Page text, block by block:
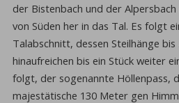
der Bistenbach und der
von Süden her in das Tal. Es folgt
Talabschnitt, dessen Steilhänge
hinaufreichen bis ein Stück weiter
folgt, der sogenannte Höllenpass,
majestätische 130 Meter gen